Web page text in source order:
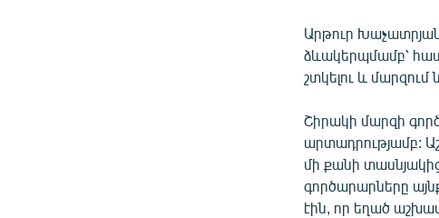
Արթուր
ձևակերպմամբ՝
շտկելու և
Շիրակի մարզի
արտադրությամբ:
մի քանի
գործարարները
էին, որ եղած